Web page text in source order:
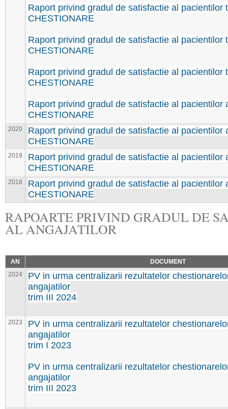
Raport privind gradul de satisfactie al pacientilor
CHESTIONARE
Raport privind gradul de satisfactie al pacientilor
CHESTIONARE
Raport privind gradul de satisfactie al pacientilor
CHESTIONARE
Raport privind gradul de satisfactie al pacientilor
CHESTIONARE
2020
Raport privind gradul de satisfactie al pacientilor
CHESTIONARE
2019
Raport privind gradul de satisfactie al pacientilor
CHESTIONARE
2018
Raport privind gradul de satisfactie al pacientilor
CHESTIONARE
RAPOARTE PRIVIND GRADUL DE
AL ANGAJATILOR
AN
DOCUMENT
2024
PV in urma centralizarii rezultatelor
angajatilor
trim III 2024
2023
PV in urma centralizarii rezultatelor
angajatilor
trim I 2023
PV in urma centralizarii rezultatelor
angajatilor
trim III 2023